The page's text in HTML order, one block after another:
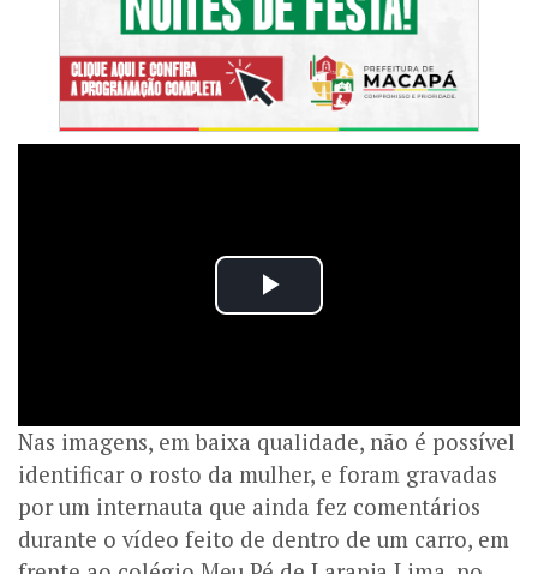
Nas imagens, em baixa qualidade, não é possível
identificar o rosto da mulher, e foram gravadas
por um internauta que ainda fez comentários
durante o vídeo feito de dentro de um carro, em